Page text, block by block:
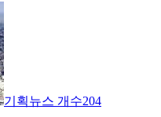
기획뉴스 개수204